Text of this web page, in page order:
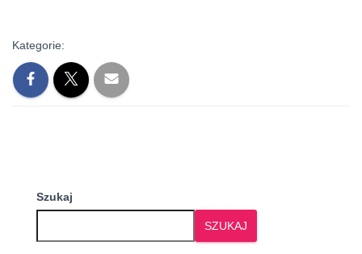
Kategorie:
Szukaj
SZUKAJ